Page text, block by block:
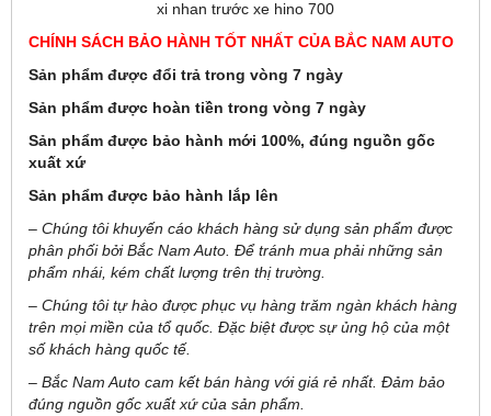
xi nhan trước xe hino 700
CHÍNH SÁCH BẢO HÀNH TỐT NHẤT CỦA BẮC NAM AUTO
Sản phẩm được đổi trả trong vòng 7 ngày
Sản phẩm được hoàn tiền trong vòng 7 ngày
Sản phẩm được bảo hành mới 100%, đúng nguồn gốc
xuất xứ
Sản phẩm được bảo hành lắp lên
– Chúng tôi khuyến cáo khách hàng sử dụng sản phẩm được
phân phối bởi Bắc Nam Auto. Để tránh mua phải những sản
phẩm nhái, kém chất lượng trên thị trường.
– Chúng tôi tự hào được phục vụ hàng trăm ngàn khách hàng
trên mọi miền của tổ quốc. Đặc biệt được sự ủng hộ của một
số khách hàng quốc tế.
– Bắc Nam Auto cam kết bán hàng với giá rẻ nhất. Đảm bảo
đúng nguồn gốc xuất xứ của sản phẩm.